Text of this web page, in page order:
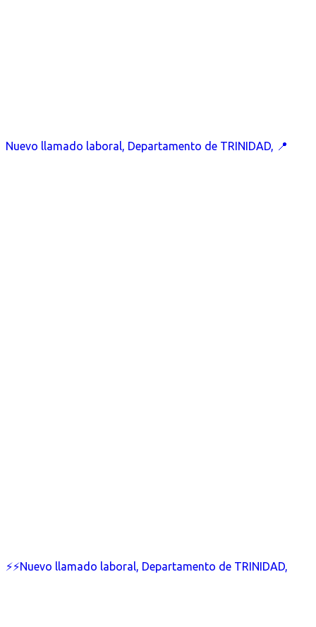
Nuevo llamado laboral, Departamento de TRINIDAD, 📍
⚡⚡Nuevo llamado laboral, Departamento de TRINIDAD,